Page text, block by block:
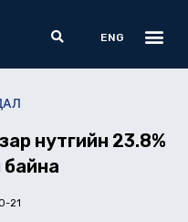
Search
ENG
нутгийн 23.8%
байна
21